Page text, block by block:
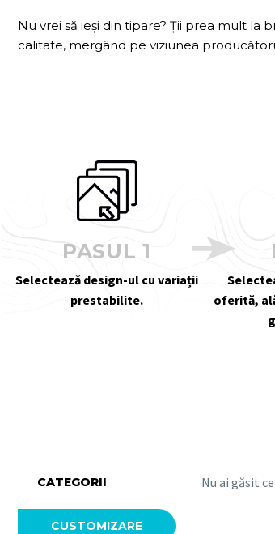
Nu vrei să ieși din tipare? Ții prea mult
calitate, mergând pe viziunea
PASUL 1
Selectează design-ul cu variații
prestabilite.
oferită,
CATEGORII Nu ai găsit
CUSTOMIZARE